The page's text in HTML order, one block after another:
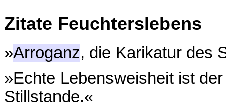
Zitate Feuchterslebens
»Arroganz, die Karikatur des
»Echte Lebensweisheit ist
Stillstande.«